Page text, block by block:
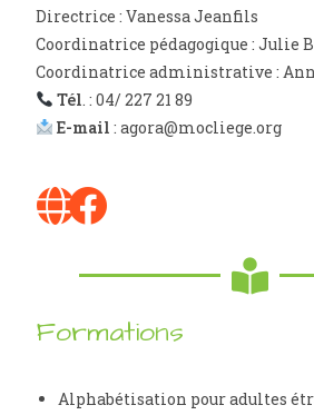
Directrice :Vanessa Jeanfils
Coordinatrice pédagogique : Julie
Coordinatrice administrative :
Tél. : 04/ 227 21 89
E-mail : agora@mocliege.org
Formations
Alphabétisation pour adultes